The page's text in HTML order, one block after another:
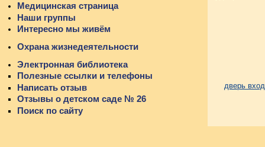
Медицинская страница
Наши группы
Интересно мы живём
Охрана жизнедеятельности
Электронная библиотека
Полезные ссылки и телефоны
Написать отзыв
Отзывы о детском саде № 26
Поиск по сайту
дверь